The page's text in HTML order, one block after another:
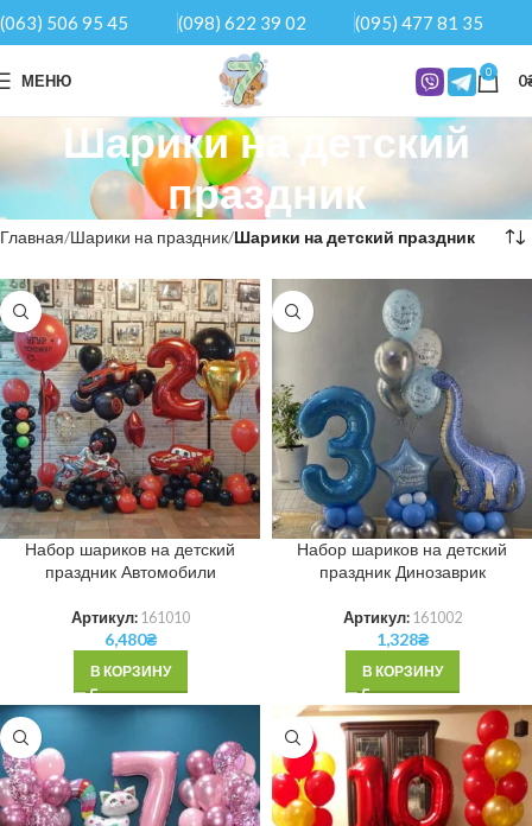
(063) 506 95 45 (098) 622 39 02 (095) 477 81 35
МЕНЮ 0 0
Шарики на детский
праздник
Главная Шарики на праздник Шарики на детский праздник
Набор шариков на детский
праздник Автомобили
Артикул: 161010
6,480₴
В КОРЗИНУ
Набор шариков на детский
праздник Динозаврик
Артикул: 161002
1,328₴
В КОРЗИНУ